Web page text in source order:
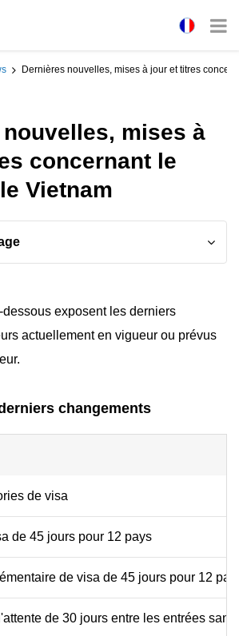
Dernières nouvelles, mises à jour et titres
mises à
concernant le
Vietnam
dessous exposent les derniers
actuellement en vigueur ou prévus
changements
de visa
de 45 jours pour 12 pays
de visa de 45 jours pour 12
de 30 jours entre les entrées sans